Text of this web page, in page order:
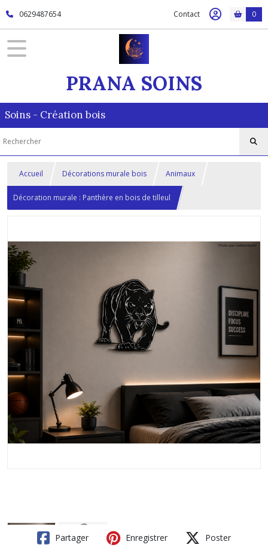
0629487654 Contact 0
PRANA SOINS
Soins - Création bois
Accueil Décorations murale bois Animaux
Décoration murale : Panthère en bois de tilleul
Partager Enregistrer Poster